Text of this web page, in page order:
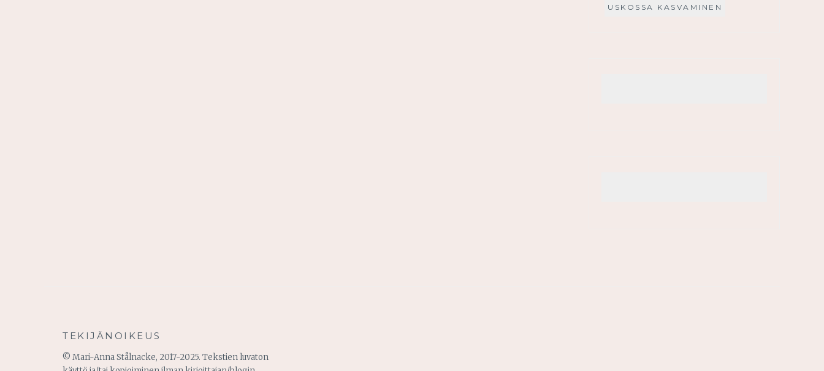
USKOSSA KASVAMINEN
TEKIJÄNOIKEUS
© Mari-Anna Stålnacke, 2017-2025. Tekstien luvaton